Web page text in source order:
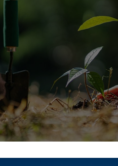
El talento no se